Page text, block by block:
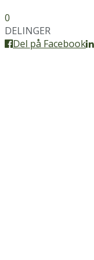
0
DELINGER
Del på Facebook